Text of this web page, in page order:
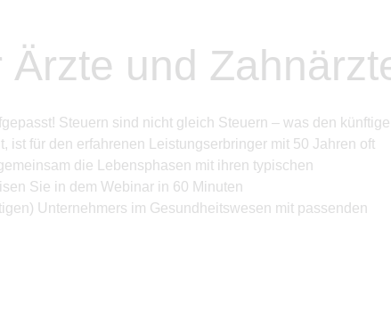
und
Steuern sind nicht gleich Steuern – was den
ist für den erfahrenen Leistungserbringer mit 50 Jahren oft
die Lebensphasen mit ihren typischen
Sie in dem Webinar in 60 Minuten
Unternehmers im Gesundheitswesen mit passenden